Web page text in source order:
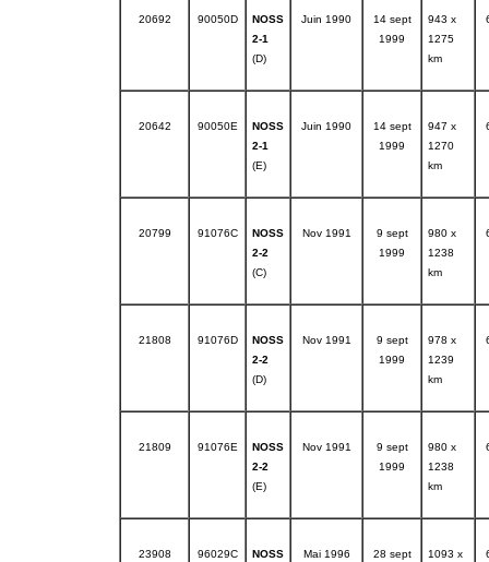
20692 90050D
NOSS
2-1
(D)
Juin 1990
14 sept
1999
943 x
1275
km
20642 90050E
NOSS
2-1
(E)
Juin 1990
14 sept
1999
947 x
1270
km
20799 91076C
NOSS
2-2
(C)
Nov 1991
9 sept
1999
980 x
1238
km
21808 91076D
NOSS
2-2
(D)
Nov 1991
9 sept
1999
978 x
1239
km
21809 91076E
NOSS
2-2
(E)
Nov 1991
9 sept
1999
980 x
1238
km
23908 96029C
NOSS
Mai 1996
28 sept
1093 x